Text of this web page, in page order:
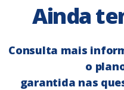
Ainda
Consulta mais
o
garantida nas